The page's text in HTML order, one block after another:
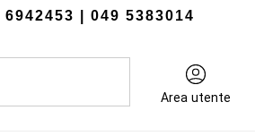
| 049 5383014
Area utente